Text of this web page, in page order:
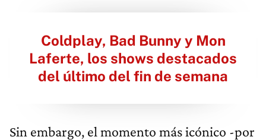
Coldplay, Bad Bunny y Mon
Laferte, los shows destacados
del último del fin de semana
Sin embargo, el momento más icónico -por